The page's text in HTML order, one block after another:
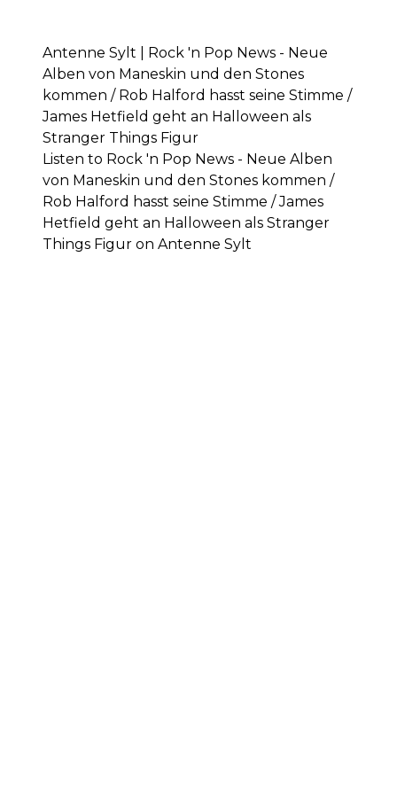
Antenne Sylt | Rock 'n Pop News - Neue
Alben von Maneskin und den Stones
kommen / Rob Halford hasst seine Stimme /
James Hetfield geht an Halloween als
Stranger Things Figur
Listen to Rock 'n Pop News - Neue Alben
von Maneskin und den Stones kommen /
Rob Halford hasst seine Stimme / James
Hetfield geht an Halloween als Stranger
Things Figur on Antenne Sylt